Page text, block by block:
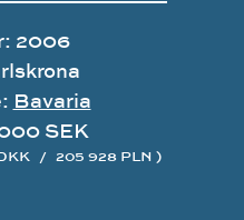
2006
Bavaria
SEK
/ 205 928 PLN )